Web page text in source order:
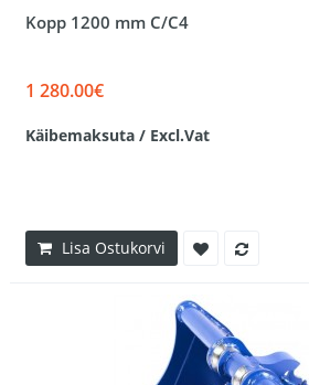
Kopp 1200 mm C/C4
1 280.00€
Käibemaksuta / Excl.Vat
Lisa Ostukorvi